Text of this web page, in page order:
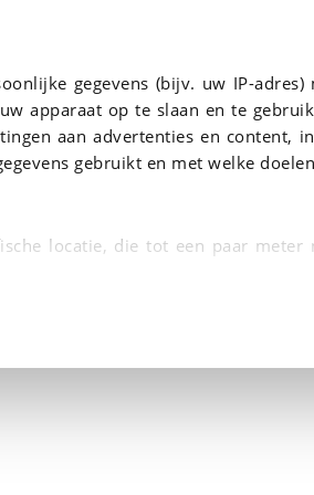
gegevens (bijv. uw IP-adres)
apparaat op te slaan en te
aan advertenties en content,
gebruikt en met welke
locatie, die tot een paar meter
op elk moment wijzigen of
we voor een betere en meer
goed werkt. Ook gebruiken we